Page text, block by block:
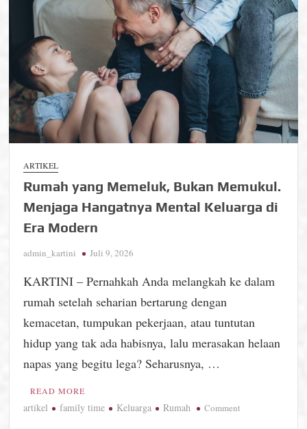
Mengatasinya
Terlambat
ARTIKEL
Rumah yang Memeluk, Bukan Memukul.
Menjaga Hangatnya Mental Keluarga di
Era Modern
admin_kartini Juli 9, 2026
KARTINI – Pernahkah Anda melangkah ke dalam
rumah setelah seharian bertarung dengan
kemacetan, tumpukan pekerjaan, atau tuntutan
hidup yang tak ada habisnya, lalu merasakan helaan
napas yang begitu lega? Seharusnya, …
READ MORE
artikel family time Keluarga Rumah Comment